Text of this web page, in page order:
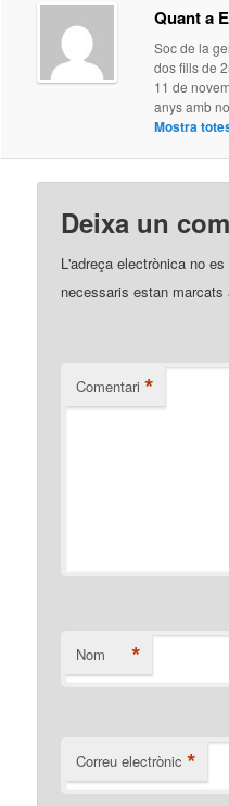
Quant a
Soc de la
dos fills de
11 de
anys amb
Mostra
Deixa un
L'adreça electrònica no es
necessaris estan
Comentari *
Nom *
Correu electrònic *